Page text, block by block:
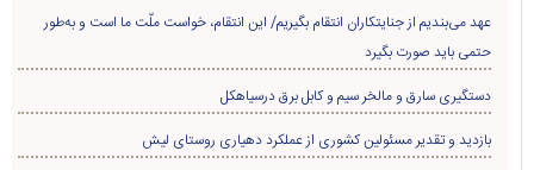
عهد می‌بندیم از جنایتکاران انتقام بگیریم/ این انتقام، خواست ملّت ما است و به‌طور
حتمی باید صورت بگیرد
دستگیری سارق و مالخر سیم و کابل برق درسیاهکل
بازدید و تقدیر مسئولین کشوری از عملکرد دهیاری روستای لیش